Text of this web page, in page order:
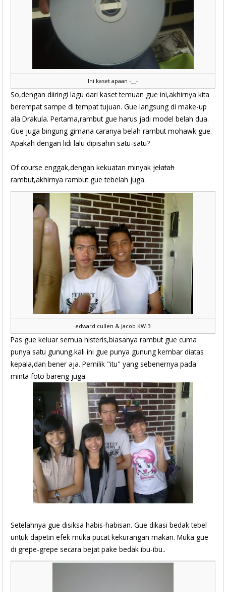
Ini kaset apaan -__-
So,dengan diiringi lagu dari kaset temuan gue ini,akhirnya kita
berempat sampe di tempat tujuan. Gue langsung di make-up
ala Drakula. Pertama,rambut gue harus jadi model belah dua.
Gue juga bingung gimana caranya belah rambut mohawk gue.
Apakah dengan lidi lalu dipisahin satu-satu?
Of course enggak,dengan kekuatan minyak jelatah
rambut,akhirnya rambut gue tebelah juga.
edward cullen & Jacob KW-3
Pas gue keluar semua histeris,biasanya rambut gue cuma
punya satu gunung,kali ini gue punya gunung kembar diatas
kepala,dan bener aja. Pemilik "itu" yang sebenernya pada
minta foto bareng juga.
Setelahnya gue disiksa habis-habisan. Gue dikasi bedak tebel
untuk dapetin efek muka pucat kekurangan makan. Muka gue
di grepe-grepe secara bejat pake bedak ibu-ibu..